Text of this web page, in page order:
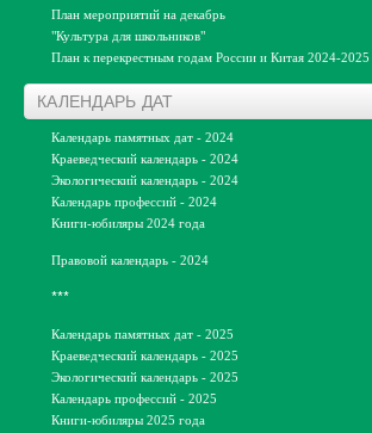
Централизованая библиотечная системагорода
Конкурсы
Акции
Викторины
Игротеки
НЕДЕЛЯ ДЕТСКОЙ КНИГИ
НДК-2024
НДК-2023
НДК-2021
НДК-2020
ЛЕТНИЕ ЧТЕНИЯ
Летние чтения-2024
Летние чтения-2023
Летние чтения-2022
План мероприятий на декабрь
"Культура для школьников"
План к перекрестным годам России и Китая 2024-2025
КАЛЕНДАРЬ ДАТ
Календарь памятных дат - 2024
Краеведческий календарь - 2024
Экологический календарь - 2024
Календарь профессий - 2024
Книги-юбиляры 2024 года
Правовой календарь - 2024
***
Календарь памятных дат - 2025
Краеведческий календарь - 2025
Экологический календарь - 2025
Календарь профессий - 2025
Книги-юбиляры 2025 года